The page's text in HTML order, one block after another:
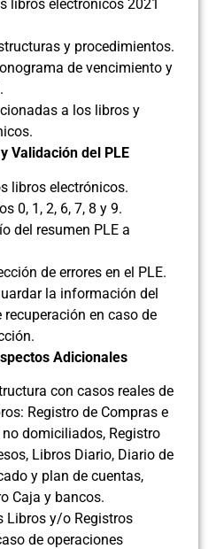
libros electrónicos 2021
y procedimientos.
de vencimiento y
a los libros y
Validación del PLE
libros electrónicos.
0, 1, 2, 6, 7, 8 y 9.
del resumen PLE a
de errores en el PLE.
la información del
recuperación en caso de
Adicionales
con casos reales de
Registro de Compras e
domiciliados, Registro
Libros Diario, Diario de
y plan de cuentas,
Caja y bancos.
Libros y/o Registros
de operaciones